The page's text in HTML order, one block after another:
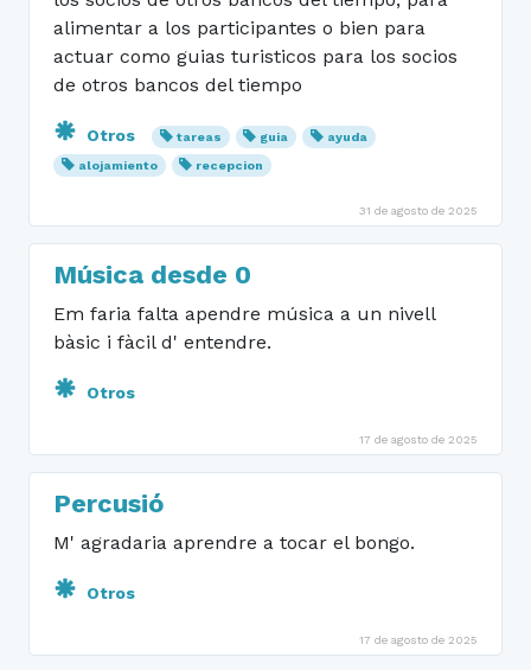
alimentar a los participantes o bien para
actuar como guias turisticos para los socios
de otros bancos del tiempo
Otros tareas guia
ayuda
alojamiento
recepcion
31 de agosto de 2025
Música desde 0
Em faria falta apendre música a un nivell
bàsic i fàcil d' entendre.
Otros
17 de agosto de 2025
Percusió
M' agradaria aprendre a tocar el bongo.
Otros
17 de agosto de 2025